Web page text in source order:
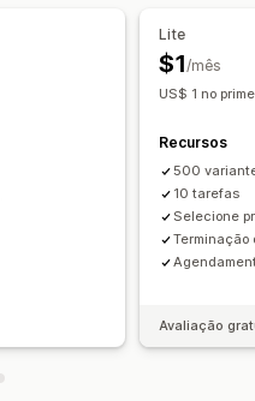
Lite
$1/mês
US$ 1 no
Recursos
500
10 tarefas
Selecione
Avaliação